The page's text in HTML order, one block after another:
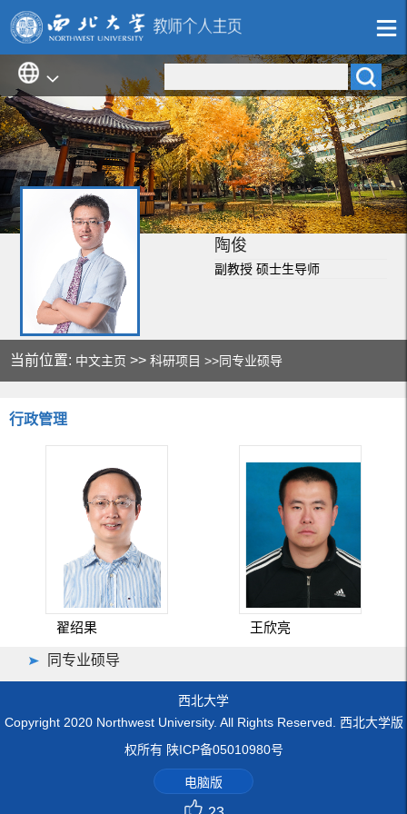
陶俊
副教授 硕士生导师
当前位置: 中文主页 >>科研项目 >>同专业硕导
行政管理
翟绍果 王欣亮
同专业硕导
西北大学
Copyright 2020 Northwest University. All Rights Reserved. 西北大学版
权所有 陕ICP备05010980号
电脑版